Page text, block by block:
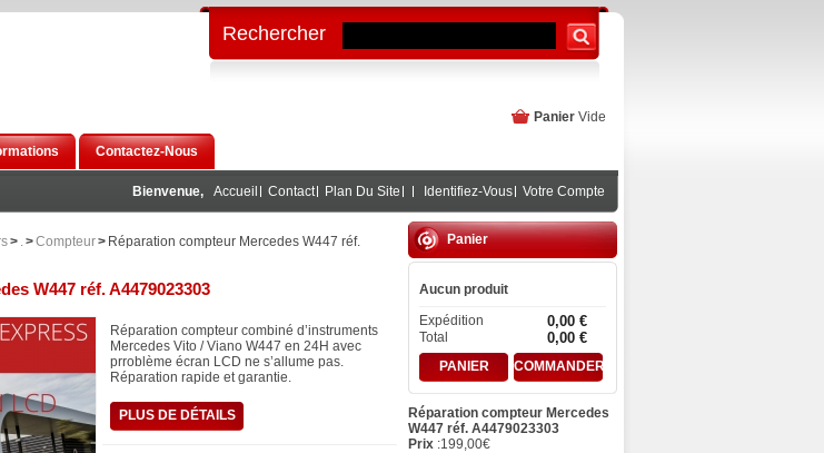
Contactez-Nous
Panier Vide
Bienvenue, Accueil Contact Plan Du Site Identifiez-Vous Votre Compte
Rechercher
> .>Compteur> Réparation compteur Mercedes W447 réf.
W447 réf. A4479023303
Réparation compteur combiné d’instruments
Mercedes Vito / Viano W447 en 24H avec
prroblème écran LCD ne s’allume pas.
Réparation rapide et garantie.
PLUS DE DÉTAILS
Panier
Aucun produit
Expédition
0,00 €
Total 0,00 €
PANIER COMMANDER
Réparation compteur Mercedes
W447 réf. A4479023303
Prix :199,00€